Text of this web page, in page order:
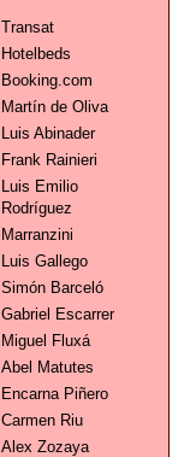
Transat
Hotelbeds
Booking.com
Martín de Oliva
Luis Abinader
Frank Rainieri
Luis Emilio
Rodríguez
Marranzini
Luis Gallego
Simón Barceló
Gabriel Escarrer
Miguel Fluxá
Abel Matutes
Encarna Piñero
Carmen Riu
Alex Zozaya